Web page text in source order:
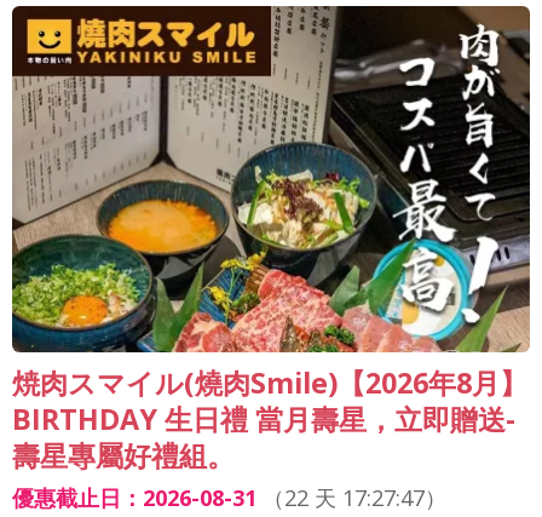
焼肉スマイル(燒肉Smile)【2026年8月】
BIRTHDAY 生日禮 當月壽星，立即贈送-
壽星專屬好禮組。
優惠截止日：2026-08-31 （22 天 17:27:44）